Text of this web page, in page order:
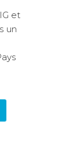
et
un